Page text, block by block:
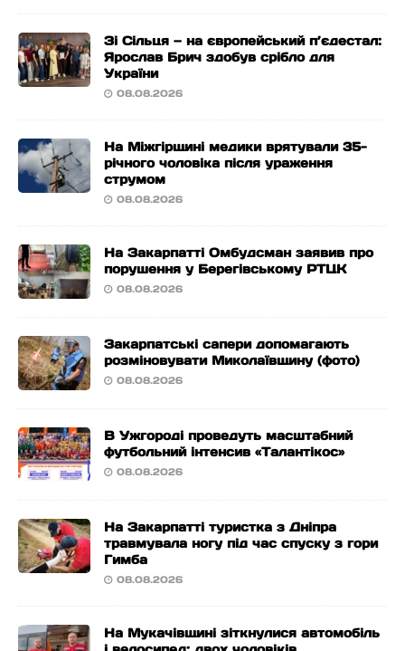
Зі Сільця — на європейський п’єдестал:
Ярослав Брич здобув срібло для
України
08.08.2026
На Міжгірщині медики врятували 35-
річного чоловіка після ураження
струмом
08.08.2026
На Закарпатті Омбудсман заявив про
порушення у Берегівському РТЦК
08.08.2026
Закарпатські сапери допомагають
розміновувати Миколаївщину (фото)
08.08.2026
В Ужгороді проведуть масштабний
футбольний інтенсив «Талантікос»
08.08.2026
На Закарпатті туристка з Дніпра
травмувала ногу під час спуску з гори
Гимба
08.08.2026
На Мукачівщині зіткнулися автомобіль